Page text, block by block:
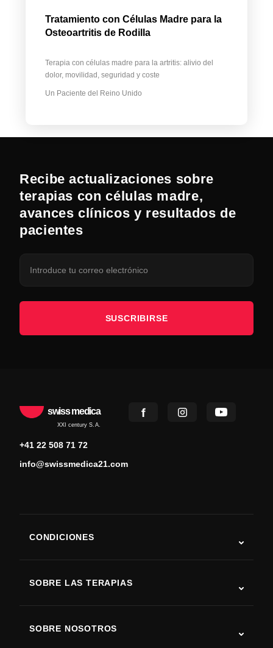
Tratamiento con Células Madre para la
Osteoartritis de Rodilla
Terapia con células madre para la artritis: alivio del
dolor, movilidad, seguridad y coste
Un Paciente del Reino Unido
Recibe actualizaciones sobre
terapias con células madre,
avances clínicos y resultados de
pacientes
SUSCRIBIRSE
swiss medica
XXI century S.A.
+41 22 508 71 72
info@swissmedica21.com
CONDICIONES
Enfermedad de Parkinson
SOBRE LAS TERAPIAS
SOBRE NOSOTROS